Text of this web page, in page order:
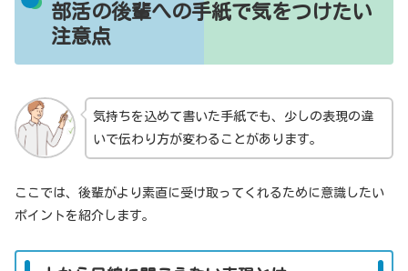
部活の後輩への手紙で気をつけたい
注意点
気持ちを込めて書いた手紙でも、少しの表現の違
いで伝わり方が変わることがあります。
ここでは、後輩がより素直に受け取ってくれるために意識したい
ポイントを紹介します。